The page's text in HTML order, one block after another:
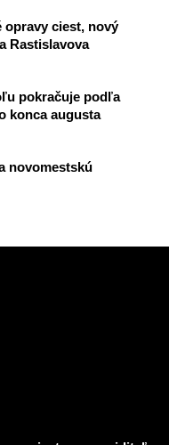
opravy ciest, nový
Rastislavova
pokračuje podľa
konca augusta
novomestskú